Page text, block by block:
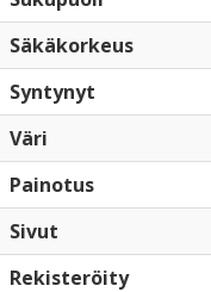
Säkäkorkeus
Syntynyt
Väri
Painotus
Sivut
Rekisteröity